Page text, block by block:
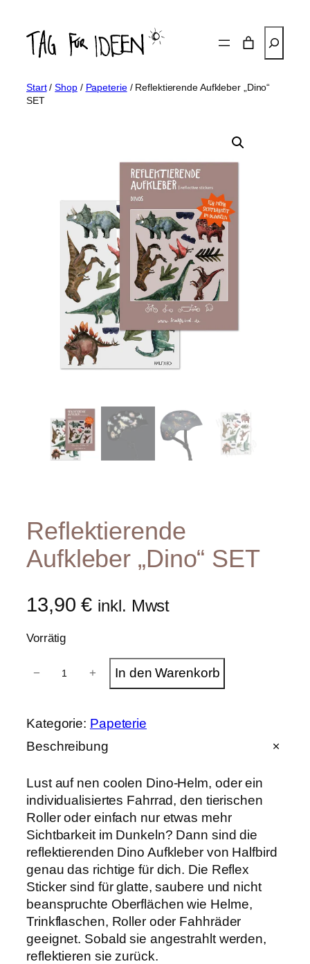
Inhalt
springen
Start/Shop/ Papeterie/ Reflektierende Aufkleber „Dino“
SET
Reflektierende
Aufkleber „Dino“ SET
13,90€ inkl. Mwst
Vorrätig
k
t
r
e
n
d
e
A
f
k
l
b
e
r
− + In den Warenkorb
Kategorie: Papeterie
Beschreibung
Lust auf nen coolen Dino-Helm, oder ein
individualisiertes Fahrrad, den tierischen
Roller oder einfach nur etwas mehr
Sichtbarkeit im Dunkeln? Dann sind die
reflektierenden Dino Aufkleber von Halfbird
genau das richtige für dich. Die Reflex
Sticker sind für glatte, saubere und nicht
beanspruchte Oberflächen wie Helme,
Trinkflaschen, Roller oder Fahhräder
geeignet. Sobald sie angestrahlt werden,
reflektieren sie zurück.